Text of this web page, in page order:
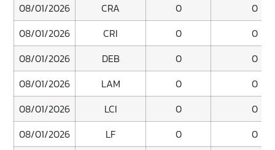
08/01/2026
CRA 0
0
08/01/2026
CRI 0
0
08/01/2026
DEB 0
0
08/01/2026
LAM 0
0
08/01/2026
LCI 0
0
08/01/2026
LF 0
0